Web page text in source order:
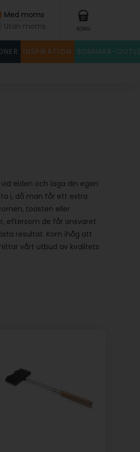
Med moms
Utan moms
KORG
INSPIRATION SOMMAR-
elden och laga din egen
i, då man får ett extra
toasten eller
eftersom de får ansvaret
resultat. Kom ihåg att
vårt utbud av kvalitets